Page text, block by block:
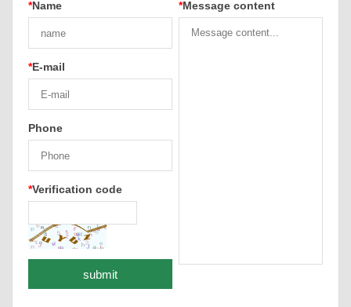
*Name
*E-mail
Phone
*Verification code
*Message content